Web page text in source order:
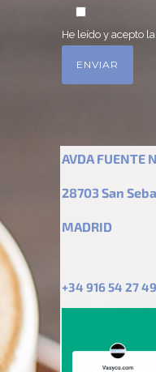
He leído y acepto la
AVDA FUENTE
28703 San
MADRID
+34 916 54 27 49